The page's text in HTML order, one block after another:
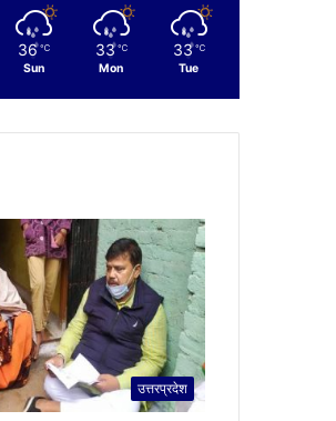
36 ℃
Sun
33 ℃
Mon
33 ℃
Tue
उत्तरप्रदेश